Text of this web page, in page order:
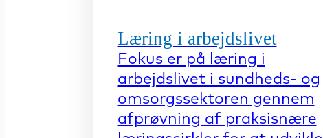
Læring i arbejdslivet
Fokus er på læring i
arbejdslivet i sundheds- og
omsorgssektoren gennem
afprøvning af praksisnære